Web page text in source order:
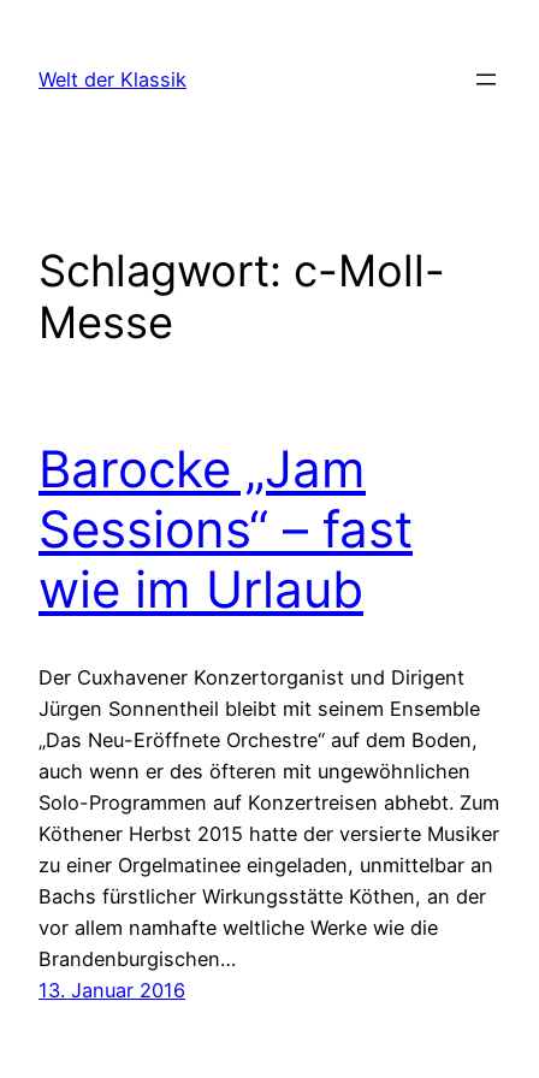
springen
Welt der Klassik
Schlagwort: c-Moll-
Messe
Barocke „Jam
Sessions“ – fast
wie im Urlaub
Der Cuxhavener Konzertorganist und Dirigent
Jürgen Sonnentheil bleibt mit seinem Ensemble
„Das Neu-Eröffnete Orchestre“ auf dem Boden,
auch wenn er des öfteren mit ungewöhnlichen
Solo-Programmen auf Konzertreisen abhebt. Zum
Köthener Herbst 2015 hatte der versierte Musiker
zu einer Orgelmatinee eingeladen, unmittelbar an
Bachs fürstlicher Wirkungsstätte Köthen, an der
vor allem namhafte weltliche Werke wie die
Brandenburgischen…
13. Januar 2016